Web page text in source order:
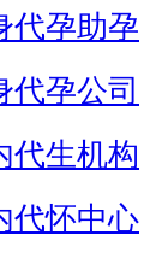
代孕助孕
代孕公司
代生机构
代怀中心